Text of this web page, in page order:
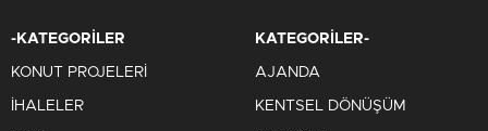
-KATEGORİLER
KONUT PROJELERİ
İHALELER
KATEGORİLER-
AJANDA
KENTSEL DÖNÜŞÜM